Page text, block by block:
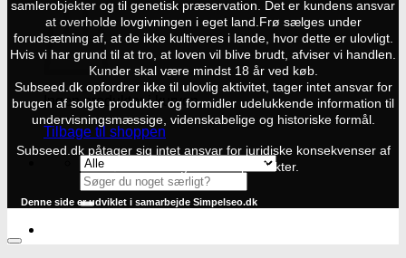
Ingen produkter i kurven.
Tilbage til shoppen
Søg
efter:
samlerobjekter og til genetisk præservation. Det er kundens ansvar
at overholde lovgivningen i eget land. Frø sælges under
forudsætning af, at de ikke kultiveres i lande, hvor dette er ulovligt.
Hvis vi har grund til at tro, at loven vil blive brudt, afviser vi handlen.
Kunder skal være mindst 18 år ved køb.
Subseed.dk opfordrer ikke til ulovlig aktivitet, tager intet ansvar for
brugen af solgte produkter og formidler udelukkende information til
undervisningsmæssige, videnskabelige og historiske formål.
Subseed.dk påtager sig intet ansvar for juridiske konsekvenser af
køb eller brug af vores produkter.
Denne side er udviklet i samarbejde Simpelseo.dk